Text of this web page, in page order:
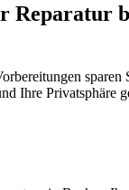
Reparatur
sparen
Ihre Privatsphäre